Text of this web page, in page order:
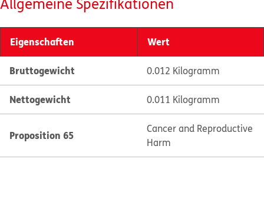
Eigenschaften Wert
Bruttogewicht 0.012 Kilogramm
Nettogewicht 0.011 Kilogramm
Proposition 65
Cancer and Reproductive
Harm